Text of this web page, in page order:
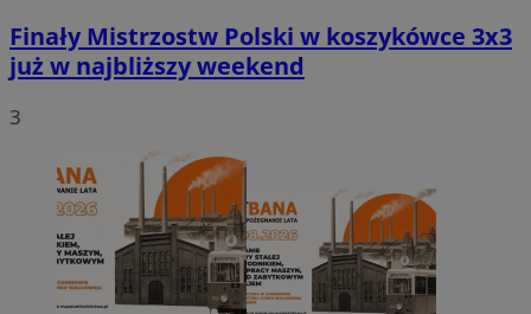
Finały Mistrzostw Polski w koszykówce 3x3
już w najbliższy weekend
3